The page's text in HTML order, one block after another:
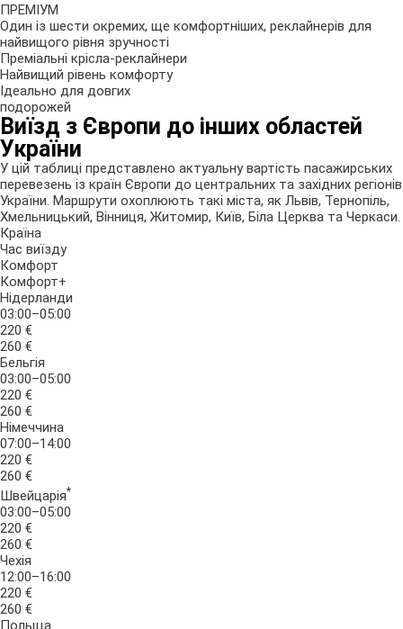
ПРЕМІУМ
Один із шести окремих, ще комфортніших, реклайнерів для
найвищого рівня зручності
Преміальні крісла-реклайнери
Найвищий рівень комфорту
Ідеально для довгих
подорожей
Виїзд з Європи до інших областей
України
У цій таблиці представлено актуальну вартість пасажирських
перевезень із країн Європи до центральних та західних регіонів
України. Маршрути охоплюють такі міста, як Львів, Тернопіль,
Хмельницький, Вінниця, Житомир, Київ, Біла Церква та Черкаси.
Країна
Час виїзду
Комфорт
Комфорт+
Нідерланди
03:00–05:00
220 €
260 €
Бельгія
03:00–05:00
220 €
260 €
Німеччина
07:00–14:00
220 €
260 €
Швейцарія*
03:00–05:00
220 €
260 €
Чехія
12:00–16:00
220 €
260 €
Польща